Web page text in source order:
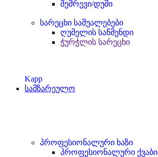
შემრევი/დუში
სარეცხი საშუალებები
ღუმელის საწმენდი
ჭურჭლის სარეცხი
Kapp
სამზარეულო
პროფესიონალური ხაზი
პროფესიონალური ქვაბი